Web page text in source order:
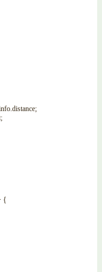
.distance;
;
{